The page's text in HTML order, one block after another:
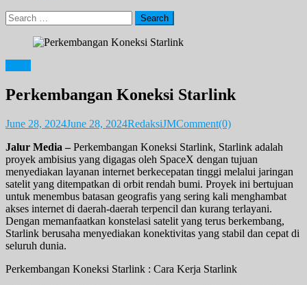
Search
for:
Perkembangan Koneksi Starlink
June 28, 2024June 28, 2024RedaksiJMComment(0)
Jalur Media – Perkembangan Koneksi Starlink, Starlink adalah
proyek ambisius yang digagas oleh SpaceX dengan tujuan
menyediakan layanan internet berkecepatan tinggi melalui jaringan
satelit yang ditempatkan di orbit rendah bumi. Proyek ini bertujuan
untuk menembus batasan geografis yang sering kali menghambat
akses internet di daerah-daerah terpencil dan kurang terlayani.
Dengan memanfaatkan konstelasi satelit yang terus berkembang,
Starlink berusaha menyediakan konektivitas yang stabil dan cepat di
seluruh dunia.
Perkembangan Koneksi Starlink : Cara Kerja Starlink